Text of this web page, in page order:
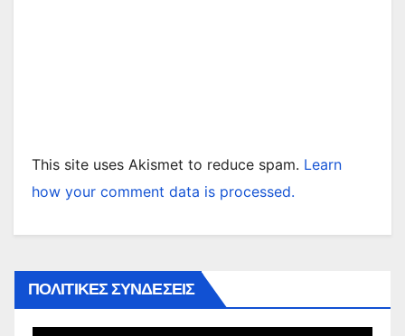
This site uses Akismet to reduce spam. Learn
how your comment data is processed.
ΠΟΛΙΤΙΚΕΣ ΣΥΝΔΕΣΕΙΣ